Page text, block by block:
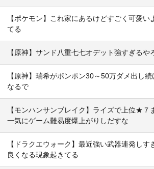
【ポケモン】これ家にあるけどすごく可愛い
てる
【原神】サンド八重七七オデット強すぎるや
【原神】瑞希がポンポン30～50万ダメ出し続
なるで
【モンハンサンブレイク】ライズで上位★７
一気にゲーム難易度爆上がりしだすな
【ドラクエウォーク】最近強い武器連発しす
良くなる現象起きてる